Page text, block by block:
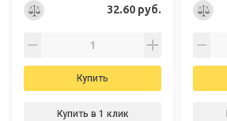
32.60 руб.
Купить
Купить в 1 клик